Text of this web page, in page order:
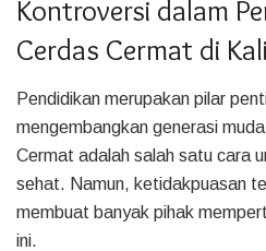
Kontroversi dalam
Cerdas Cermat di
Pendidikan merupakan pilar
mengembangkan generasi
Cermat adalah salah satu cara
sehat. Namun, ketidakpuasan
membuat banyak pihak
ini.